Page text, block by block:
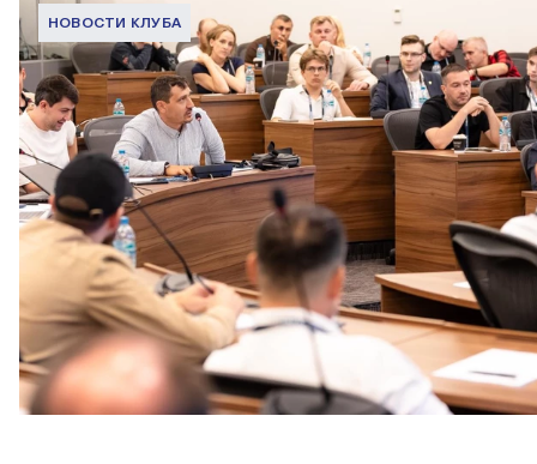
НОВОСТИ КЛУБА
ПФК ЦСКА принял участие в конференции Сбера AI,
посвященной искусственному интеллекту в футболе
4 АВГУСТА 2026 08:00